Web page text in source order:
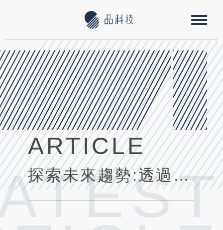
ARTICLE
探索未來趨勢:透過創新應用程式開發賦予醫療保健產業更大的能量